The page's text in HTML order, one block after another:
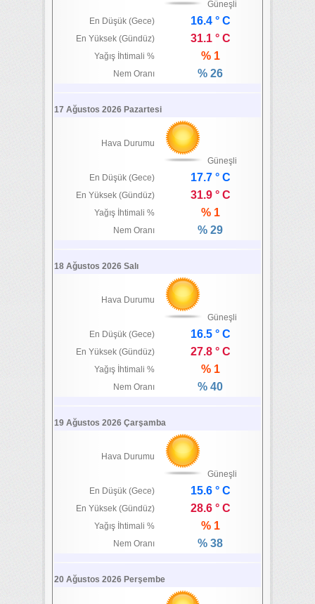
Güneşli
En Düşük (Gece)
16.4 ° C
En Yüksek (Gündüz) 31.1 ° C
Yağış İhtimali % % 1
Nem Oranı % 26
17 Ağustos 2026 Pazartesi
Hava Durumu
Güneşli
En Düşük (Gece)
17.7 ° C
En Yüksek (Gündüz) 31.9 ° C
Yağış İhtimali % % 1
Nem Oranı % 29
18 Ağustos 2026 Salı
Hava Durumu
Güneşli
En Düşük (Gece)
16.5 ° C
En Yüksek (Gündüz) 27.8 ° C
Yağış İhtimali % % 1
Nem Oranı % 40
19 Ağustos 2026 Çarşamba
Hava Durumu
Güneşli
En Düşük (Gece)
15.6 ° C
En Yüksek (Gündüz) 28.6 ° C
Yağış İhtimali % % 1
Nem Oranı % 38
20 Ağustos 2026 Perşembe